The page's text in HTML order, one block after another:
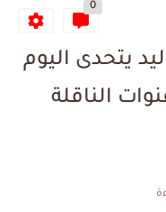
يدعم حنبعل المجبري
0
يتحدى اليوم
الناقلة